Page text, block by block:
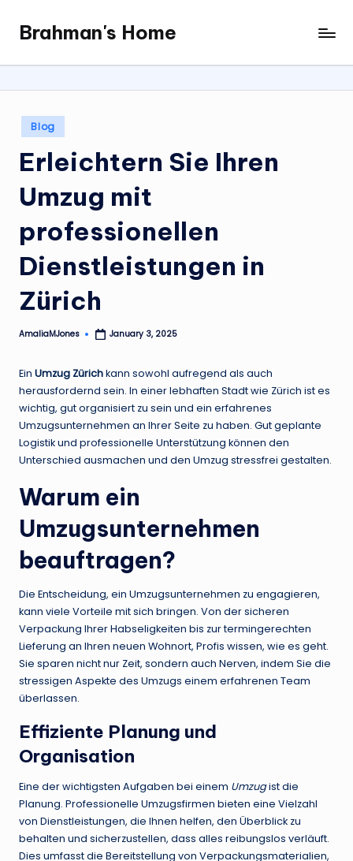
content
Brahman's Home
Spiritual
and
it
all
Posted
in
Blog
Erleichtern Sie Ihren
Umzug mit
professionellen
Dienstleistungen in
Zürich
Posted
AmaliaMJones January 3, 2025
Ein Umzug Zürichkann sowohl aufregend als auch
herausfordernd sein. In einer lebhaften Stadt wie Zürich ist es
wichtig, gut organisiert zu sein und ein erfahrenes
Umzugsunternehmen an Ihrer Seite zu haben. Gut geplante
Logistik und professionelle Unterstützung können den
Unterschied ausmachen und den Umzug stressfrei gestalten.
Warum ein
Umzugsunternehmen
beauftragen?
Die Entscheidung, ein Umzugsunternehmen zu engagieren,
kann viele Vorteile mit sich bringen. Von der sicheren
Verpackung Ihrer Habseligkeiten bis zur termingerechten
Lieferung an Ihren neuen Wohnort, Profis wissen, wie es geht.
Sie sparen nicht nur Zeit, sondern auch Nerven, indem Sie die
stressigen Aspekte des Umzugs einem erfahrenen Team
überlassen.
Effiziente Planung und
Organisation
Eine der wichtigsten Aufgaben bei einem Umzugist die
Planung. Professionelle Umzugsfirmen bieten eine Vielzahl
von Dienstleistungen, die Ihnen helfen, den Überblick zu
behalten und sicherzustellen, dass alles reibungslos verläuft.
Dies umfasst die Bereitstellung von Verpackungsmaterialien,